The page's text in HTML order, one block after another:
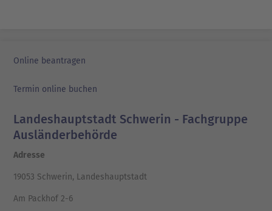
Online beantragen
Termin online buchen
Landeshauptstadt Schwerin - Fachgruppe
Ausländerbehörde
Adresse
19053 Schwerin, Landeshauptstadt
Am Packhof 2-6